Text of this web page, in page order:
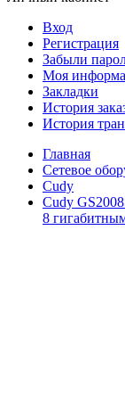
Вход
Регистрация
Забыли
Моя
Закладки
История
История
Главная
Сетевое
Cudy
Cudy
8